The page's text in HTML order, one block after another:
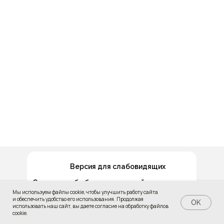
Мы используем файлы cookie, чтобы улучшить работу сайта
и обеспечить удобство его использования. Продолжая
использовать наш сайт, вы даете согласие на обработку файлов
cookie.
OK
Версия для слабовидящих
Сведения об образовательной организации
Источники
© Все права защищены